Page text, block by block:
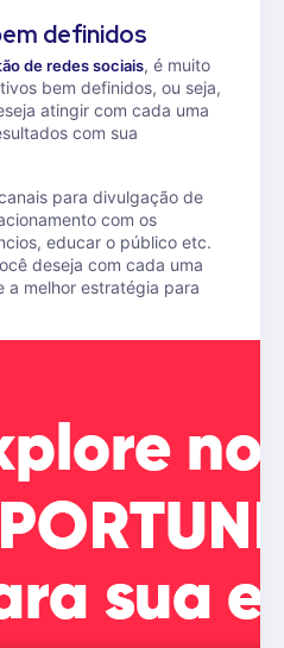
definidos
de redes sociais, é muito
bem definidos, ou seja,
atingir com cada uma
com sua
para divulgação de
com os
educar o público etc.
deseja com cada uma
a melhor estratégia para